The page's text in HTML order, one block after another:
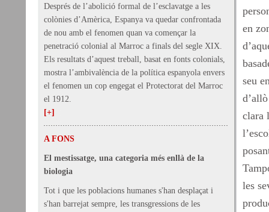
Després de l’abolició formal de l’esclavatge a les
colònies d’Amèrica, Espanya va quedar confrontada
de nou amb el fenomen quan va començar la
penetració colonial al Marroc a finals del segle XIX.
Els resultats d’aquest treball, basat en fonts colonials,
mostra l’ambivalència de la política espanyola envers
el fenomen un cop engegat el Protectorat del Marroc
el 1912.
[+]
A FONS
El mestissatge, una categoria més enllà de la
biologia
Tot i que les poblacions humanes s'han desplaçat i
s'han barrejat sempre, les transgressions de les
en
seu
clara
les